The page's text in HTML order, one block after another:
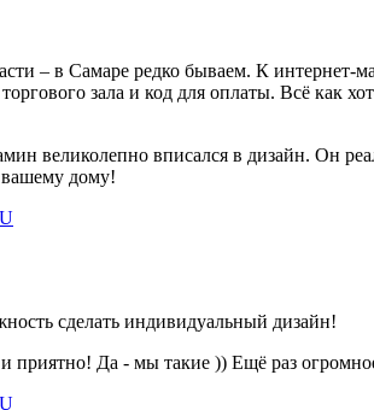
– в Самаре редко бываем. К интернет-
зала и код для оплаты. Всё как
вписался в дизайн. Он
дому!
сделать индивидуальный дизайн!
Да - мы такие )) Ещё раз